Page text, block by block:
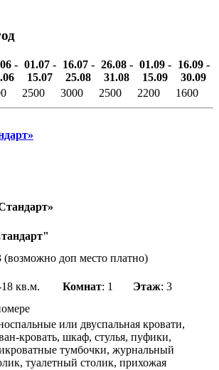
- 01.07 -
15.07
16.07 -
25.08
26.08 -
31.08
01.09 -
15.09
16.09 -
30.09
2500 3000 2500 2200 1600
(возможно доп место платно)
18 кв.м. Комнат: 1 Этаж: 3
или двуспальная кровати,
кровать, шкаф, стулья, пуфики,
тумбочки, журнальный
туалетный столик, прихожая